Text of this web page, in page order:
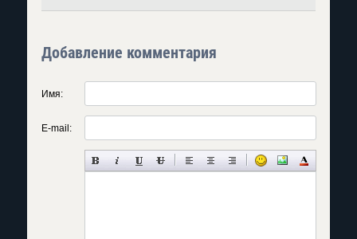
Добавление комментария
Имя:
E-mail: